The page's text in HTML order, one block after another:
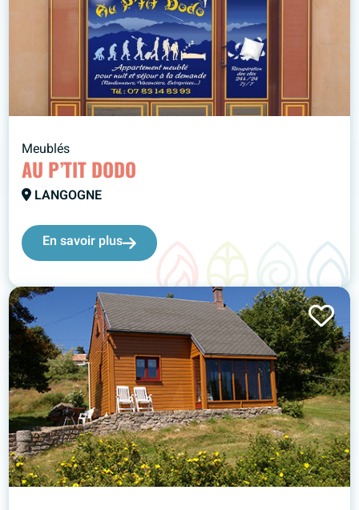
Meublés
AU P’TIT DODO
LANGOGNE
En savoir plus